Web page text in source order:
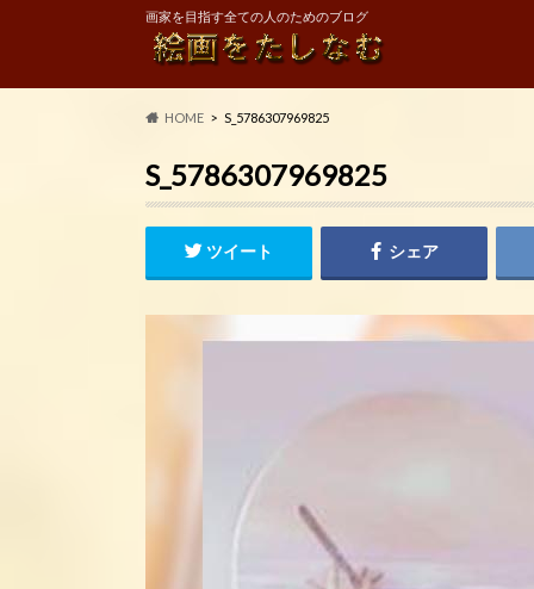
画家を目指す全ての人のためのブログ
HOME S_5786307969825
S_5786307969825
ツイート シェア